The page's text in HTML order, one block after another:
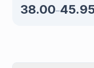
38.00–